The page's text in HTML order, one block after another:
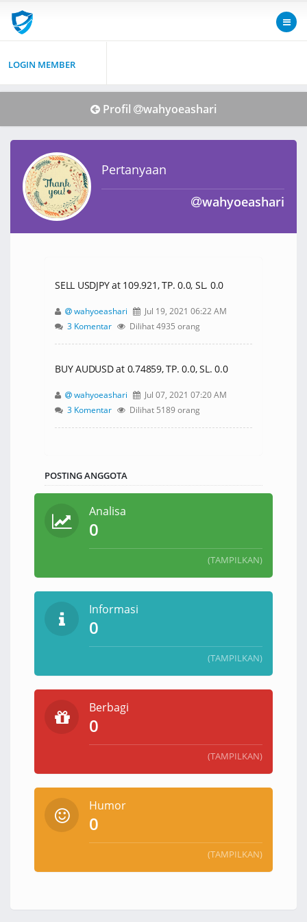
LOGIN MEMBER
Profil wahyoeashari
Pertanyaan
wahyoeashari
SELL USDJPY at 109.921, TP. 0.0, SL. 0.0
wahyoeashari
Jul 19, 2021 06:22 AM
3 Komentar
Dilihat 4935 orang
BUY AUDUSD at 0.74859, TP. 0.0, SL. 0.0
wahyoeashari
Jul 07, 2021 07:20 AM
3 Komentar
Dilihat 5189 orang
POSTING ANGGOTA
Analisa
0
(TAMPILKAN)
Informasi
0
(TAMPILKAN)
Berbagi
0
(TAMPILKAN)
Humor
0
(TAMPILKAN)